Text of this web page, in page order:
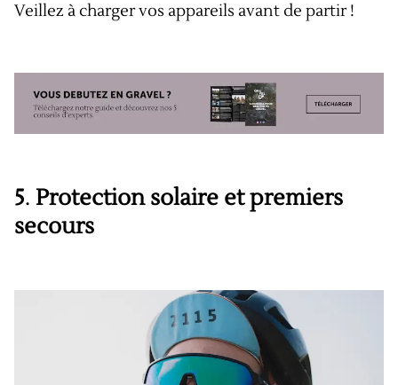
Veillez à charger vos appareils avant de partir !
5. Protection solaire et premiers
secours